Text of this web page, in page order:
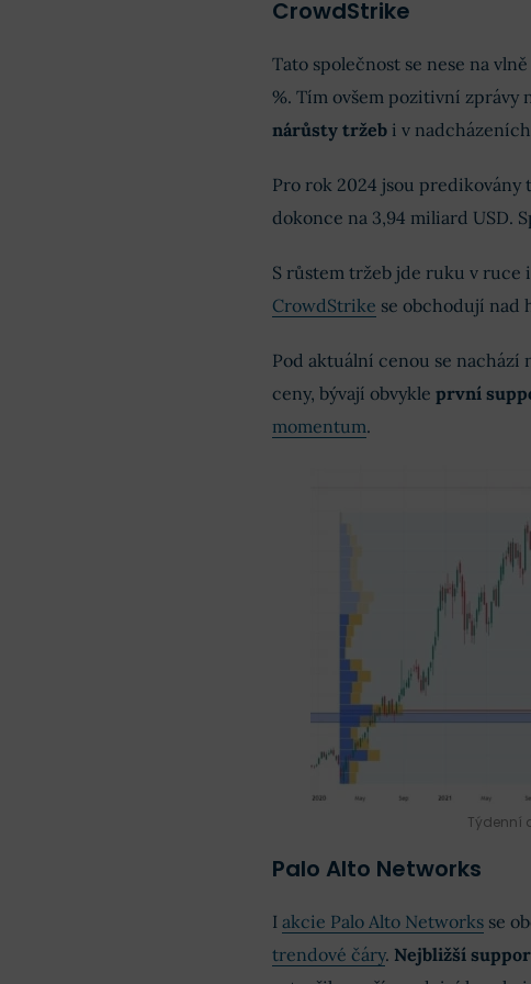
CrowdStrike
Tato společnost se nese na
%. Tím ovšem pozitivní zprávy
nárůsty tržebi v
Pro rok 2024 jsou predikovány
dokonce na 3,94 miliard USD.
S růstem tržeb jde ruku v ruce
CrowdStrike se obchodují nad
Pod aktuální cenou se nachází
ceny, bývají obvykle první
momentum.
Týdenní
Palo Alto Networks
I akcie Palo Alto Networksse
trendové čáry. Nejbližší